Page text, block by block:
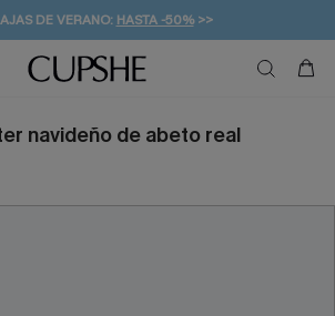
DE VERANO:-10% EN 2 VESTIDOS
& GANAR -10% EXTRA!
GRATUITO A PARTIR DE 49 € >>
navideño de abeto real